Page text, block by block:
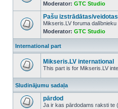
No
unread
posts
Moderator: GTC Studio
No
unread
posts
Pašu izstrādātas/
Mikseris.LV foruma
Moderator: GTC Studio
International part
unread
posts
Mikseris.LV international
This part is for Mikseris.LV
Sludinājumu sadaļa
pārdod
Ja ir kas pārdodams raksti te